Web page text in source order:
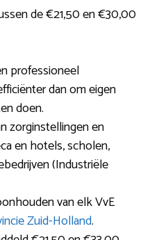
de €21,50 en €30,00
professioneel
dan om eigen
doen.
zorginstellingen en
en hotels, scholen,
(Industriële
van elk VvE
Zuid-Holland.